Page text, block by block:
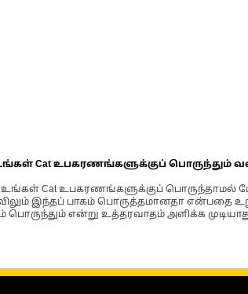
Cat உபகரணங்களுக்குப் பொருந்தும்
உங்கள் Cat உபகரணங்களுக்குப் பொருந்தாமல்
இந்தப் பாகம் பொருத்தமானதா என்பதை
என்று உத்தரவாதம் அளிக்க